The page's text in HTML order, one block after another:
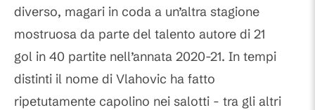
diverso, magari in coda a un’altra stagione
mostruosa da parte del talento autore di 21
gol in 40 partite nell’annata 2020-21. In tempi
distinti il nome di Vlahovic ha fatto
ripetutamente capolino nei salotti - tra gli altri